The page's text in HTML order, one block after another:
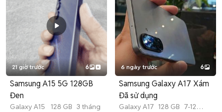
21 giờ trước 6
Samsung A15 5G 128GB
Đen
Galaxy A15 128 GB 3 tháng
6 ngày trước 6
Samsung Galaxy A17 Xám
Đã sử dụng
Galaxy A17 128 GB 7-12